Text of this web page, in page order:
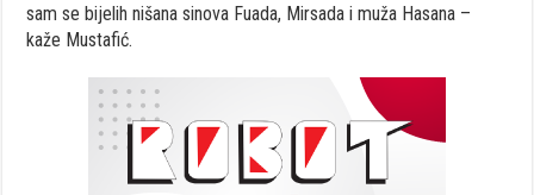
sam se bijelih nišana sinova Fuada, Mirsada i muža Hasana –
kaže Mustafić.